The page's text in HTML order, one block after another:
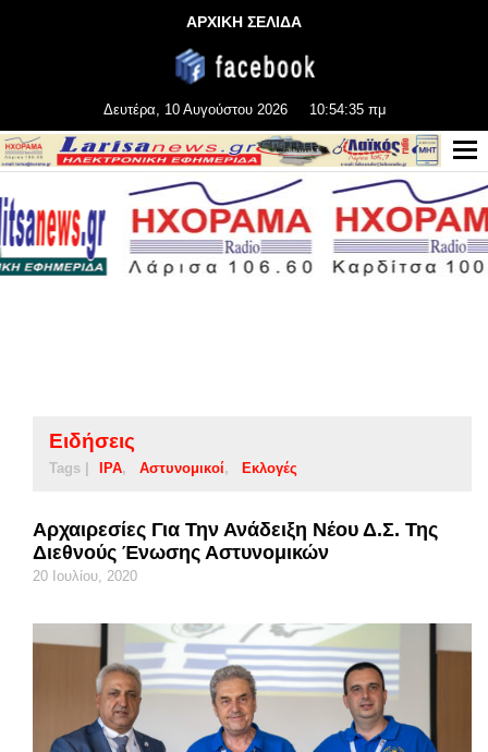
ΑΡΧΙΚΗ ΣΕΛΙΔΑ
Δευτέρα, 10 Αυγούστου 2026 10:54:35 πμ
Ειδήσεις
Tags | IPA Αστυνομικοί Εκλογές
Αρχαιρεσίες Για Την Ανάδειξη Νέου Δ.Σ. Της
Διεθνούς Ένωσης Αστυνομικών
20 Ιουλίου, 2020